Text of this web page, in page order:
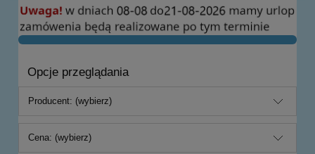
Opcje przeglądania
Producent: (wybierz)
Cena: (wybierz)